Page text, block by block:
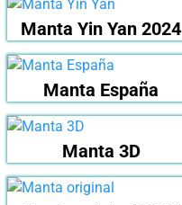
Manta Yin Yan 2024
Manta España
Manta 3D